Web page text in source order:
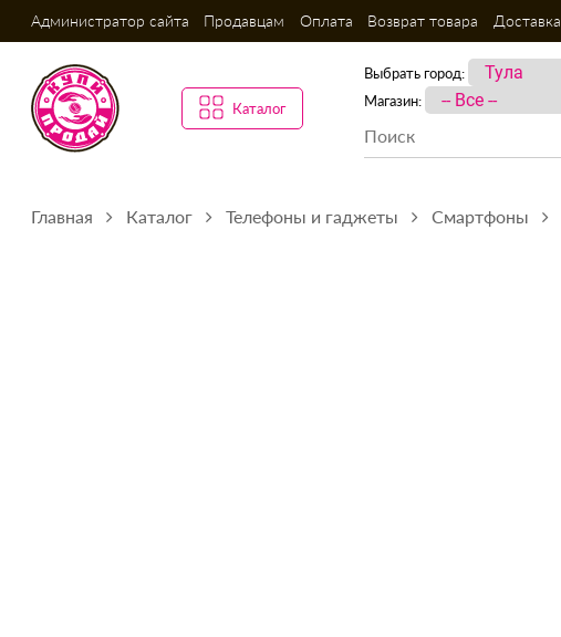
Администратор сайта Продавцам Оплата Возврат товара Доставка
Каталог
Выбрать город:
Магазин:
Главная Каталог Телефоны и гаджеты Смартфоны